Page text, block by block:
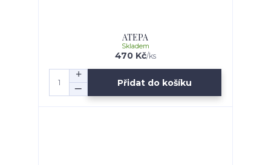
ATEPA
470 Kč/ks
Skladem
Přidat do košíku